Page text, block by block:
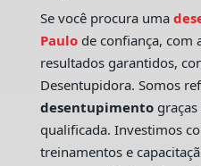
Se você procura uma
Paulo de confiança, com
resultados garantidos,
Desentupidora. Somos
desentupimentograças
qualificada. Investimos
treinamentos e